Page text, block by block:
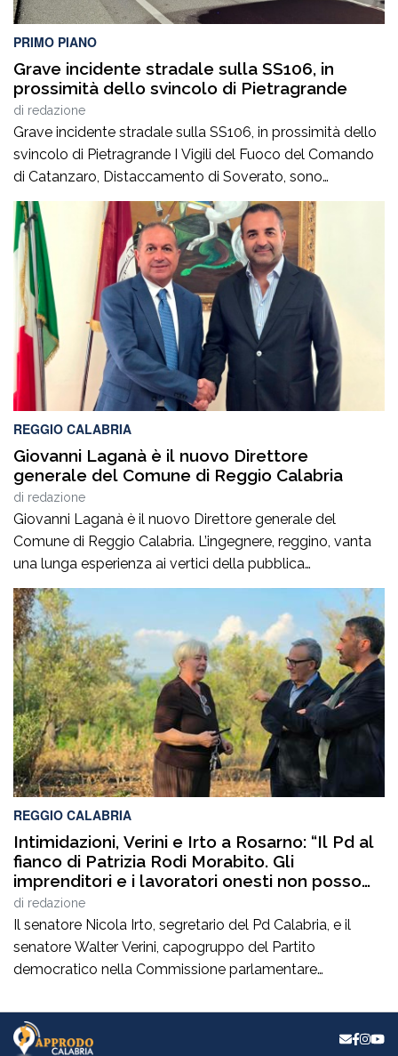
PRIMO PIANO
Grave incidente stradale sulla SS106, in
prossimità dello svincolo di Pietragrande
di redazione
Grave incidente stradale sulla SS106, in prossimità dello
svincolo di Pietragrande I Vigili del Fuoco del Comando
di Catanzaro, Distaccamento di Soverato, sono
intervenuti sulla SS106, in prossimità dello svincolo per la
località Pietragrande, per un grave incidente stradale che
ha coinvolto una Fiat Panda, un’Audi e una
motocicletta.Nel sinistro ha perso la vita il […]
REGGIO CALABRIA
Giovanni Laganà è il nuovo Direttore
generale del Comune di Reggio Calabria
di redazione
Giovanni Laganà è il nuovo Direttore generale del
Comune di Reggio Calabria. L’ingegnere, reggino, vanta
una lunga esperienza ai vertici della pubblica
amministrazione e della gestione delle infrastrutture in
Calabria ed in Sicilia. È stato Vice Direttore regionale
Anas Sicilia, Capo Compartimento Anas Calabria,
Direttore generale della Regione Calabria e Direttore
generale della ItalConsult Spa, […]
REGGIO CALABRIA
Intimidazioni, Verini e Irto a Rosarno: “Il Pd al
fianco di Patrizia Rodi Morabito. Gli
imprenditori e i lavoratori onesti non posso
essere lasciati da soli”
di redazione
Il senatore Nicola Irto, segretario del Pd Calabria, e il
senatore Walter Verini, capogruppo del Partito
democratico nella Commissione parlamentare
imprenditrice agricola di Rosarno (Rc) la cui azienda è
stata più volte colpita da incendi, furti e danneggiamenti.